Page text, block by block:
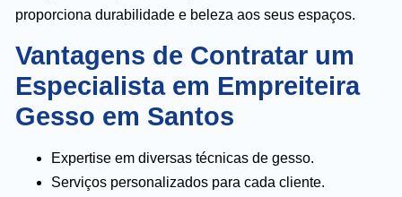
proporciona durabilidade e beleza aos seus espaços.
Vantagens de Contratar um
Especialista em Empreiteira
Gesso em Santos
Expertise em diversas técnicas de gesso.
Serviços personalizados para cada cliente.